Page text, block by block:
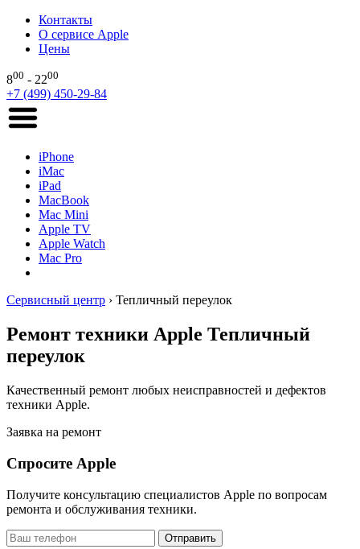
Контакты
О сервисе Apple
Цены
800 - 2200
+7 (499) 450-29-84
iPhone
iMac
iPad
MacBook
Mac Mini
Apple TV
Apple Watch
Mac Pro
Сервисный центр › Тепличный переулок
Ремонт техники Apple Тепличный
переулок
Качественный ремонт любых неисправностей и дефектов
техники Apple.
Заявка на ремонт
Спросите Apple
Получите консультацию специалистов Apple по вопросам
ремонта и обслуживания техники.
Отправить